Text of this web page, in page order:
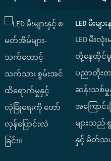
LED မီးမ
LED မီးလုံ
တို့နေထိုင်မှု
ပညာတိုး
ဆန်းသစ်မှု
အကြောင်း
များသည်
နှင့် မိတ်သ